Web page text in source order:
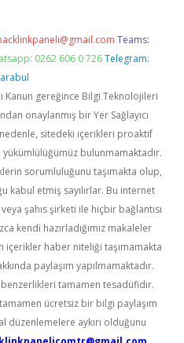
Teams:
0262 606 0 726 Telegram:
Kanun gereğince Bilgi Teknolojileri
onaylanmış bir Yer Sağlayıcı
sitedeki içerikleri proaktif
bulunmamaktadır.
sorumluluğunu taşımakta olup,
kabul etmiş sayılırlar. Bu internet
şahıs şirketi ile hiçbir bağlantısı
kendi hazırladığımız makaleler
içerikler haber niteliği taşımamakta
paylaşım yapılmamaktadır.
tamamen tesadüfidir.
ücretsiz bir bilgi paylaşım
düzenlemelere aykırı olduğunu